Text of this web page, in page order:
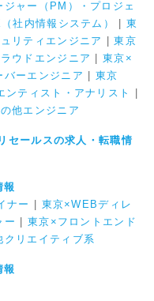
ャー（PM）・プロジェ
社内情報システム）
東
リティエンジニア |東京
ウドエンジニア |東京×
バーエンジニア
東京
ンティスト・アナリスト
他エンジニア
セールスの求人・転職情
報
ナー
東京×WEBディレ
ー
東京×フロントエンド
クリエイティブ系
報